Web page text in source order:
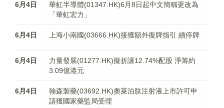
6月4日
華虹半導體(01347.HK)6月8日起中文簡稱更改為
「華虹宏力」
6月4日 上海小南國(03666.HK)接獲額外復牌指引 續停牌
6月4日
力量發展(01277.HK)擬折讓12.74%配股 淨筹約
3.09億港元
6月4日
翰森製藥(03692.HK)奧萊泊肽注射液上市許可申
請獲國家藥監局受理